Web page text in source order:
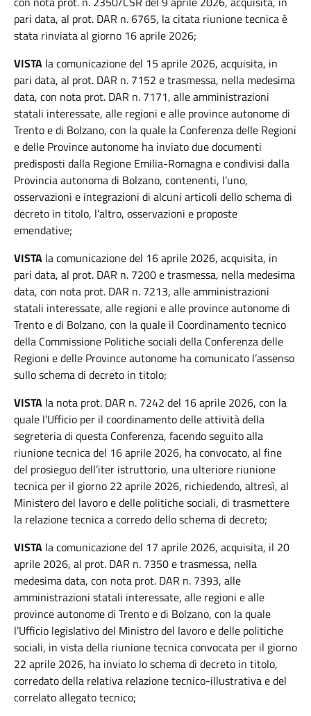
pari data, al prot. DAR n. 6765, la citata riunione tecnica è
stata rinviata al giorno 16 aprile 2026;
VISTA la comunicazione del 15 aprile 2026, acquisita, in
pari data, al prot. DAR n. 7152 e trasmessa, nella medesima
data, con nota prot. DAR n. 7171, alle amministrazioni
statali interessate, alle regioni e alle province autonome di
Trento e di Bolzano, con la quale la Conferenza delle Regioni
e delle Province autonome ha inviato due documenti
predisposti dalla Regione Emilia-Romagna e condivisi dalla
Provincia autonoma di Bolzano, contenenti, l’uno,
osservazioni e integrazioni di alcuni articoli dello schema di
decreto in titolo, l’altro, osservazioni e proposte
emendative;
VISTA la comunicazione del 16 aprile 2026, acquisita, in
pari data, al prot. DAR n. 7200 e trasmessa, nella medesima
data, con nota prot. DAR n. 7213, alle amministrazioni
statali interessate, alle regioni e alle province autonome di
Trento e di Bolzano, con la quale il Coordinamento tecnico
della Commissione Politiche sociali della Conferenza delle
Regioni e delle Province autonome ha comunicato l’assenso
sullo schema di decreto in titolo;
VISTA la nota prot. DAR n. 7242 del 16 aprile 2026, con la
quale l’Ufficio per il coordinamento delle attività della
segreteria di questa Conferenza, facendo seguito alla
riunione tecnica del 16 aprile 2026, ha convocato, al fine
del prosieguo dell’iter istruttorio, una ulteriore riunione
tecnica per il giorno 22 aprile 2026, richiedendo, altresì, al
Ministero del lavoro e delle politiche sociali, di trasmettere
la relazione tecnica a corredo dello schema di decreto;
VISTA la comunicazione del 17 aprile 2026, acquisita, il 20
aprile 2026, al prot. DAR n. 7350 e trasmessa, nella
medesima data, con nota prot. DAR n. 7393, alle
amministrazioni statali interessate, alle regioni e alle
province autonome di Trento e di Bolzano, con la quale
l’Ufficio legislativo del Ministro del lavoro e delle politiche
sociali, in vista della riunione tecnica convocata per il giorno
22 aprile 2026, ha inviato lo schema di decreto in titolo,
corredato della relativa relazione tecnico-illustrativa e del
correlato allegato tecnico;